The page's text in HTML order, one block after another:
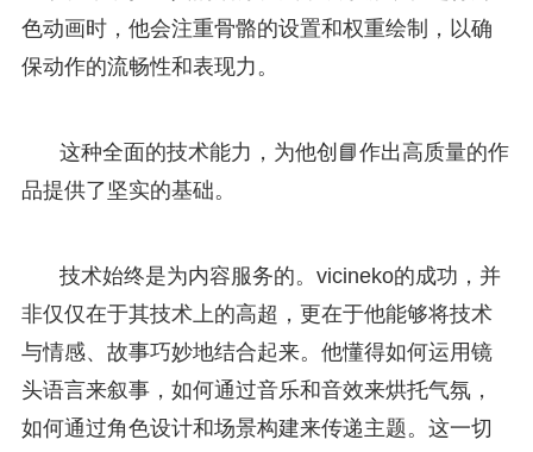
色动画时，他会注重骨骼的设置和权重绘制，以确
保动作的流畅性和表现力。
这种全面的技术能力，为他创📘作出高质量的作
品提供了坚实的基础。
技术始终是为内容服务的。vicineko的成功，并
非仅仅在于其技术上的高超，更在于他能够将技术
与情感、故事巧妙地结合起来。他懂得如何运用镜
头语言来叙事，如何通过音乐和音效来烘托气氛，
如何通过角色设计和场景构建来传递主题。这一切